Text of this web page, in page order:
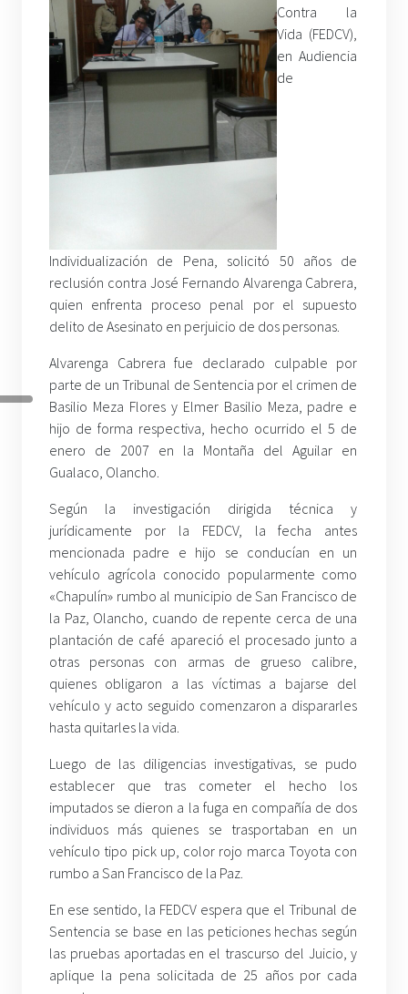
Contra la
Vida (FEDCV),
en Audiencia
de
Individualización de Pena, solicitó 50 años de
reclusión contra José Fernando Alvarenga Cabrera,
quien enfrenta proceso penal por el supuesto
delito de Asesinato en perjuicio de dos personas.
Alvarenga Cabrera fue declarado culpable por
parte de un Tribunal de Sentencia por el crimen de
Basilio Meza Flores y Elmer Basilio Meza, padre e
hijo de forma respectiva, hecho ocurrido el 5 de
enero de 2007 en la Montaña del Aguilar en
Gualaco, Olancho.
Según la investigación dirigida técnica y
jurídicamente por la FEDCV, la fecha antes
mencionada padre e hijo se conducían en un
vehículo agrícola conocido popularmente como
«Chapulín» rumbo al municipio de San Francisco de
la Paz, Olancho, cuando de repente cerca de una
plantación de café apareció el procesado junto a
otras personas con armas de grueso calibre,
quienes obligaron a las víctimas a bajarse del
vehículo y acto seguido comenzaron a dispararles
hasta quitarles la vida.
Luego de las diligencias investigativas, se pudo
establecer que tras cometer el hecho los
imputados se dieron a la fuga en compañía de dos
individuos más quienes se trasportaban en un
vehículo tipo pick up, color rojo marca Toyota con
rumbo a San Francisco de la Paz.
En ese sentido, la FEDCV espera que el Tribunal de
Sentencia se base en las peticiones hechas según
las pruebas aportadas en el trascurso del Juicio, y
aplique la pena solicitada de 25 años por cada